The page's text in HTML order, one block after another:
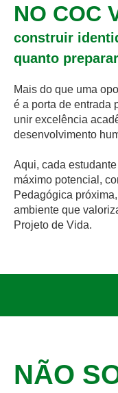
NO COC
construir
quanto
Mais do que uma
é a porta de entrada
unir excelência
desenvolvimento
Aqui, cada
máximo potencial,
Pedagógica
ambiente que
Projeto de Vida.
NÃO